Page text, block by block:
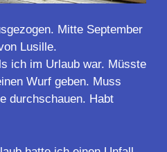
Mitte September
Lusille.
ich im Urlaub war. Müsste
Wurf geben. Muss
durchschauen. Habt